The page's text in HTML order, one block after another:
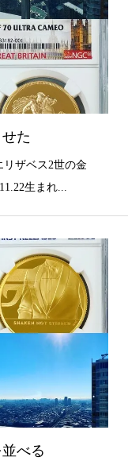
た
ザベス2世の金
生まれ...
べる